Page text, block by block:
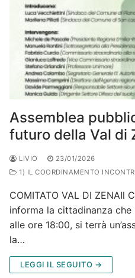
Assemblea
futuro della Val di
LIVIO
23/01/2026
1) IL COORDINAMENTO
COMITATO VAL DI ZENAIl
informa la cittadinanza
alle ore 18:00, si terrà
la…
LEGGI IL SEGUITO →